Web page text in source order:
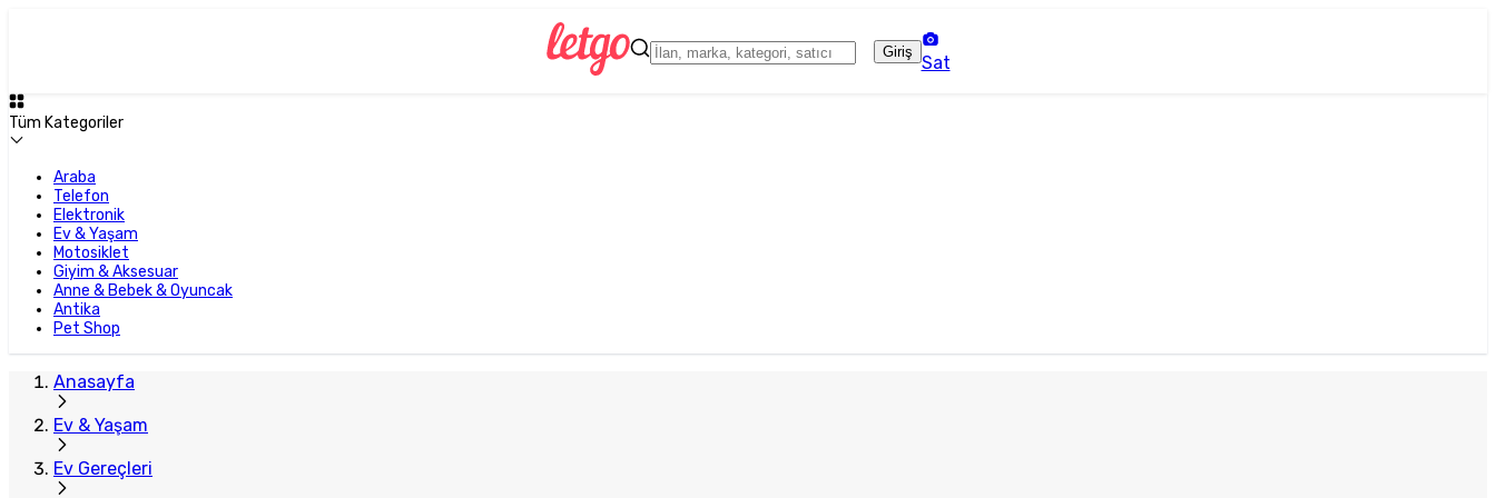
Giriş
Sat
Tüm Kategoriler
Araba
Telefon
Elektronik
Ev & Yaşam
Motosiklet
Giyim & Aksesuar
Anne & Bebek & Oyuncak
Antika
Pet Shop
Anasayfa
Ev & Yaşam
Ev Gereçleri